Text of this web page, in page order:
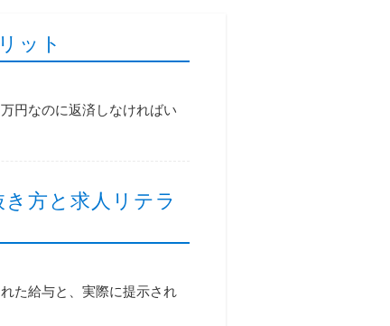
ット
円なのに返済しなければい
方と求人リテラ
た給与と、実際に提示され